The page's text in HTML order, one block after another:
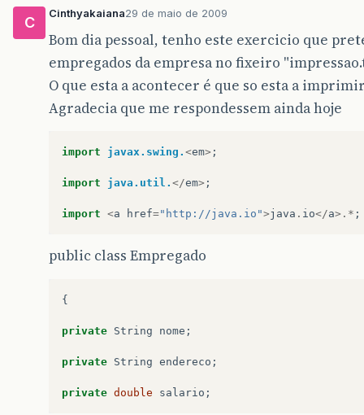
C
Cinthyakaiana29 de maio de 2009
Bom dia pessoal, tenho este exercicio que
empregados da empresa no fixeiro
O que esta a acontecer é que so esta a
Agradecia que me respondessem ainda hoje
import javax.swing. <em> ;
import java.util. </em> ;
import <a href="http://java.io">java . io</a>.* ;
public class Empregado
{
private String nome ;
private String endereco ;
private double salario ;